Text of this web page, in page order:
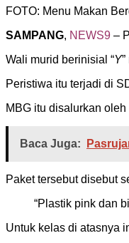
FOTO: Menu Makan
SAMPANG, NEWS9 –
Wali murid berinisial “Y
Peristiwa itu terjadi di
MBG itu disalurkan
Baca Juga:
Paket tersebut disebut
“Plastik pink dan
Untuk kelas di atasnya